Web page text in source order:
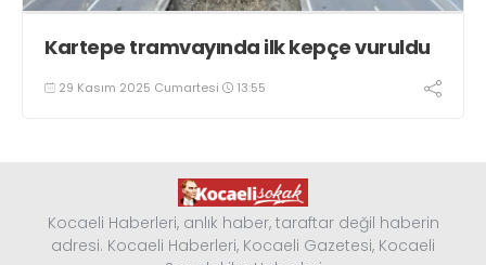
Kartepe tramvayında ilk kepçe vuruldu
29 Kasım 2025 Cumartesi 13:55
Kocaeli Haberleri, anlık haber, taraftar değil haberin
adresi. Kocaeli Haberleri, Kocaeli Gazetesi, Kocaeli